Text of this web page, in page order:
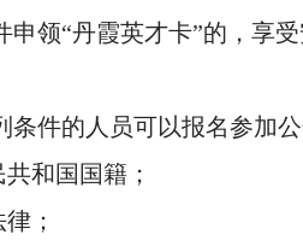
申领“丹霞英才卡”的，享
条件的人员可以报名参加公
和国国籍；
；